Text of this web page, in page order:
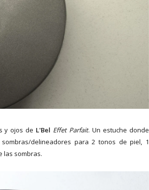
y ojos de L'Bel Effet Parfait. Un estuche donde
delineadores para 2 tonos de piel, 1
las sombras.